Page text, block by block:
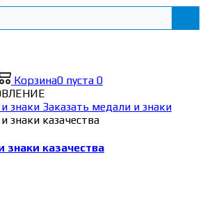
Корзина0 пуста 0
Заказать медали и знаки
знаки казачества